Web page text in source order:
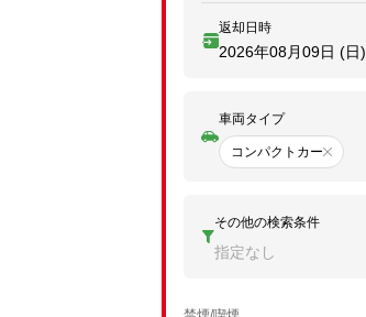
返却日時
2026年08月09日 (日)
車両タイプ
コンパクトカー
その他の検索条件
指定なし